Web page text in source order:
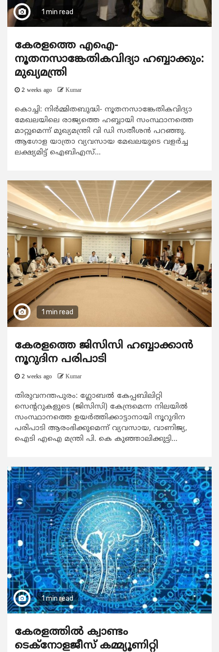
1 min read
കേരളത്തെ എഐ-
നൂതനസാങ്കേതികവിദ്യാ ഹബ്ബാക്കും:
മുഖ്യമന്ത്രി
2 weeks ago Kumar
കൊച്ചി: നിര്‍മ്മിതബുദ്ധി- നൂതനസാങ്കേതികവിദ്യാ
മേഖലയിലെ രാജ്യത്തെ ഹബ്ബായി സംസ്ഥാനത്തെ
മാറ്റുമെന്ന് മുഖ്യമന്ത്രി വി ഡി സതീശന്‍ പറഞ്ഞു.
ആഗോള യാത്രാ വ്യവസായ മേഖലയുടെ വളര്‍ച്ച
ലക്ഷ്യമിട്ട് ഐബിഎസ്...
1 min read
കേരളത്തെ ജിസിസി ഹബ്ബാക്കാന്‍
നൂറുദിന പരിപാടി
2 weeks ago Kumar
തിരുവനന്തപുരം: ഗ്ലോബല്‍ കേപ്പബിലിറ്റി
സെന്‍ററുകളുടെ (ജിസിസി) കേന്ദ്രമെന്ന നിലയില്‍
സംസ്ഥാനത്തെ ഉയര്‍ത്തിക്കാട്ടാനായി നൂറുദിന
പരിപാടി ആരംഭിക്കുമെന്ന് വ്യവസായ, വാണിജ്യ,
ഐടി എഐ മന്ത്രി പി. കെ കുഞ്ഞാലിക്കുട്ടി...
1 min read
കേരളത്തിൽ ക്വാണ്ടം
ടെക്നോളജീസ് കമ്മ്യൂണിറ്റി